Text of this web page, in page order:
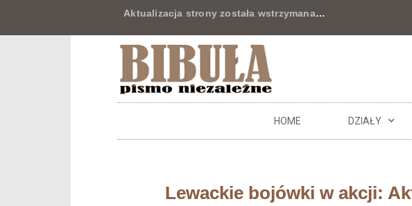
Aktualizacja strony została wstrzymana…
HOME DZIAŁY
Lewackie bojówki w akcji: